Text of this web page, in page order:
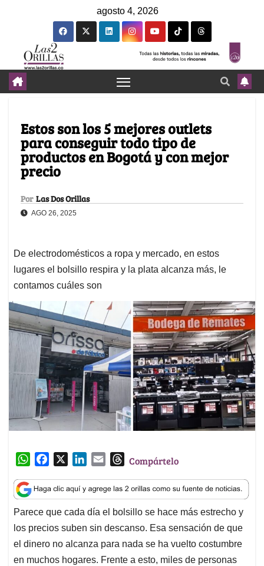
agosto 4, 2026
Estos son los 5 mejores outlets
para conseguir todo tipo de
productos en Bogotá y con mejor
precio
Por Las Dos Orillas
AGO 26, 2025
De electrodomésticos a ropa y mercado, en estos
lugares el bolsillo respira y la plata alcanza más, le
contamos cuáles son
W
a
t
s
A
p
p
c
e
b
o
o
k
n
k
e
d
I
n
a
i
l
T
r
e
a
d
s
Compártelo
Parece que cada día el bolsillo se hace más estrecho y
los precios suben sin descanso. Esa sensación de que
el dinero no alcanza para nada se ha vuelto costumbre
en muchos hogares. Frente a esto, miles de personas